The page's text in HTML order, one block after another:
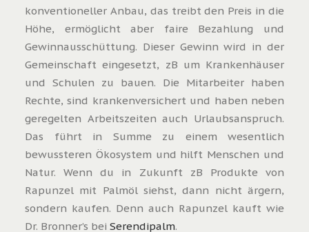
konventioneller Anbau, das treibt den Preis in die
Höhe, ermöglicht aber faire Bezahlung und
Gewinnausschüttung. Dieser Gewinn wird in der
Gemeinschaft eingesetzt, zB um Krankenhäuser
und Schulen zu bauen. Die Mitarbeiter haben
Rechte, sind krankenversichert und haben neben
geregelten Arbeitszeiten auch Urlaubsanspruch.
Das führt in Summe zu einem wesentlich
bewussteren Ökosystem und hilft Menschen und
Natur. Wenn du in Zukunft zB Produkte von
Rapunzel mit Palmöl siehst, dann nicht ärgern,
sondern kaufen. Denn auch Rapunzel kauft wie
Dr. Bronner’s bei Serendipalm.